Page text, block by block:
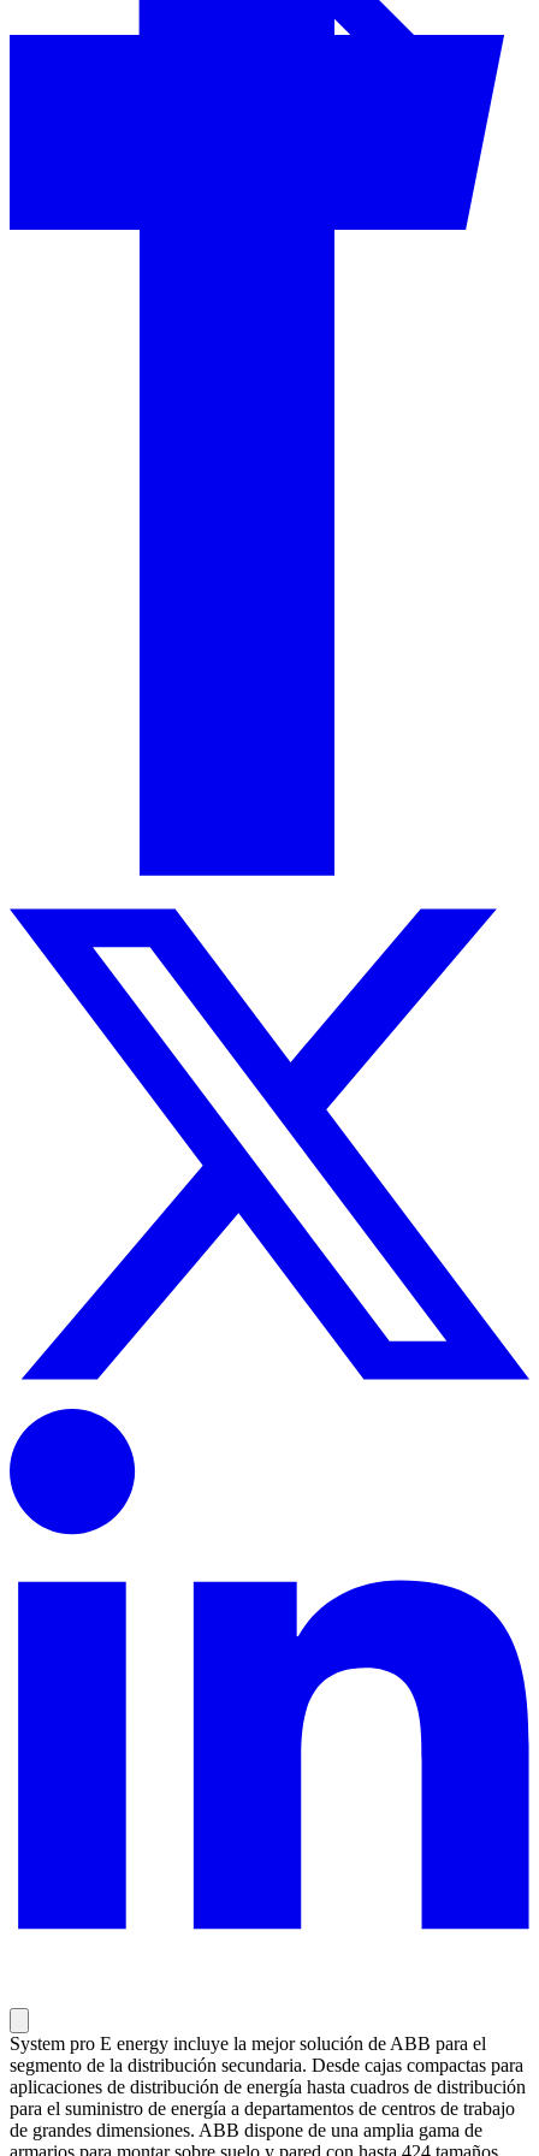
System pro E energy incluye la mejor solución de ABB para el
segmento de la distribución secundaria. Desde cajas compactas para
aplicaciones de distribución de energía hasta cuadros de distribución
para el suministro de energía a departamentos de centros de trabajo
de grandes dimensiones. ABB dispone de una amplia gama de
armarios para montar sobre suelo y pared con hasta 424 tamaños